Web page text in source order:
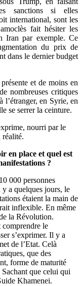
sanctions si elles
international, sont les
fait hésiter les
Iran par exemple. Ce
du prix de
dans le dernier budget
et de moins en
nombreuses critiques
l’étranger, en Syrie, en
se serrer la ceinture.
nourri par le
réalité.
en place et quel est
?
000 personnes
a quelques jours, le
étaient la main de
inflexible. En même
la Révolution.
comprendre le
s’exprimer. Il y a
de l’Etat. Celà
que des
forme de maturité
que celui qui
Khamenei.